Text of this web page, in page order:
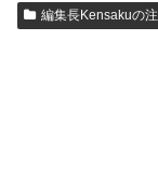
編集長Kensakuの